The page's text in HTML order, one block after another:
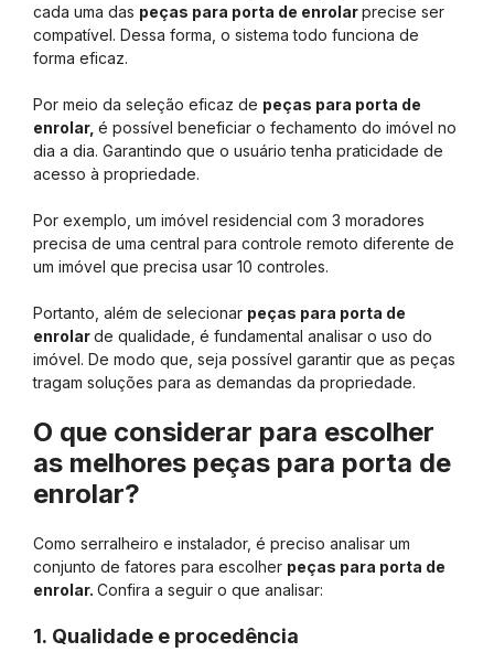
cada uma das peças para porta de enrolarprecise ser
compatível. Dessa forma, o sistema todo funciona de
forma eficaz.
Por meio da seleção eficaz de peças para porta de
enrolar, é possível beneficiar o fechamento do imóvel no
dia a dia. Garantindo que o usuário tenha praticidade de
acesso à propriedade.
Por exemplo, um imóvel residencial com 3 moradores
precisa de uma central para controle remoto diferente de
um imóvel que precisa usar 10 controles.
Portanto, além de selecionar peças para porta de
enrolarde qualidade, é fundamental analisar o uso do
imóvel. De modo que, seja possível garantir que as peças
tragam soluções para as demandas da propriedade.
O que considerar para escolher
as melhores peças para porta de
enrolar?
Como serralheiro e instalador, é preciso analisar um
conjunto de fatores para escolher peças para porta de
enrolar. Confira a seguir o que analisar:
1. Qualidade e procedência